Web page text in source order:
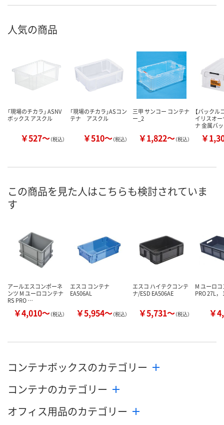
人気の商品
「現場のチカラ」 ASNV
ボックス アスクル
￥527～（税込）
「現場のチカラ」ASコン
テナ アスクル
￥510～（税込）
三甲 サンコー コンテナ
ー_2
￥1,822～（税込）
【バックル
イリスオ
ナ 金属バ
￥
この商品を見た人はこちらも検討されていま
す
アールエスコンポーネ
ンツ M ユーロコンテナ
RS PRO …
￥4,010～（税込）
エスコ コンテナ
EA506AL
￥5,954～（税込）
エスコ ハイテクコンテ
ナ/ESD EA506AE
￥5,731～（税込）
M ユーロ
PRO 27L
￥
コンテナボックスのカテゴリー
コンテナのカテゴリー
オフィス用品のカテゴリー